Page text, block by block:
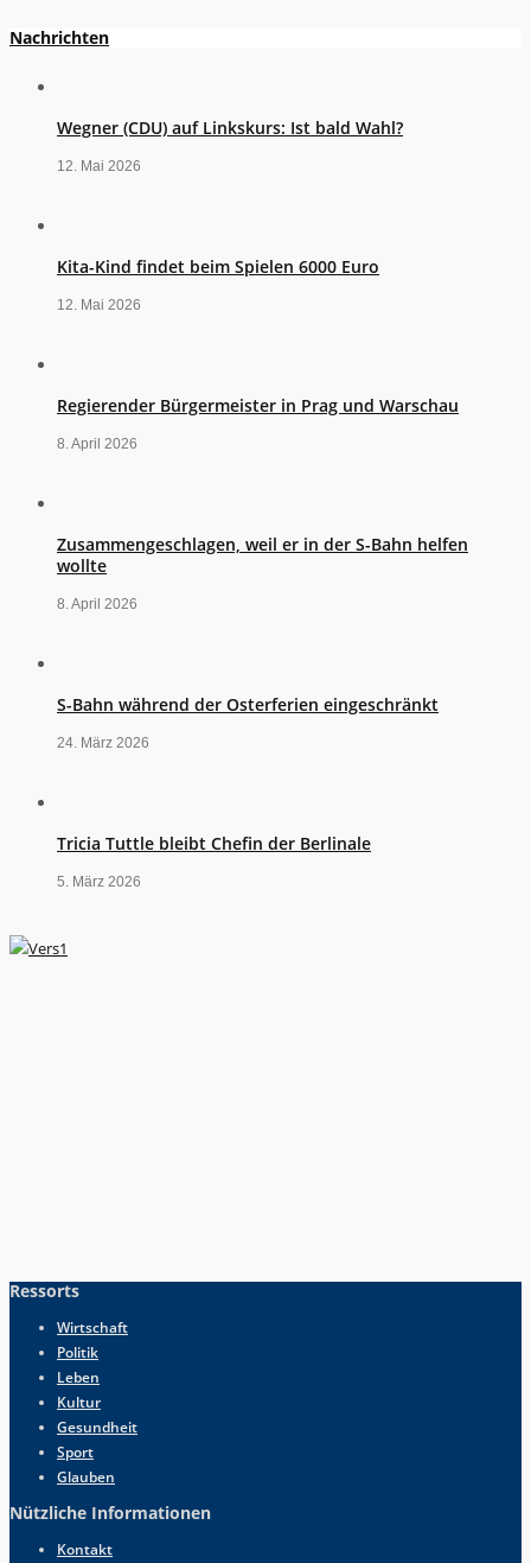
Nachrichten
Wegner (CDU) auf Linkskurs: Ist bald Wahl?
12. Mai 2026
Kita-Kind findet beim Spielen 6000 Euro
12. Mai 2026
Regierender Bürgermeister in Prag und Warschau
8. April 2026
Zusammengeschlagen, weil er in der S-Bahn helfen
wollte
8. April 2026
S-Bahn während der Osterferien eingeschränkt
24. März 2026
Tricia Tuttle bleibt Chefin der Berlinale
5. März 2026
Ressorts
Wirtschaft
Politik
Leben
Kultur
Gesundheit
Sport
Glauben
Nützliche Informationen
Kontakt